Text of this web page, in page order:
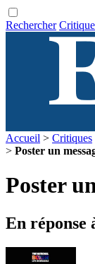
Rechercher
Accueil > Critiques
> Poster un
Poster
En réponse